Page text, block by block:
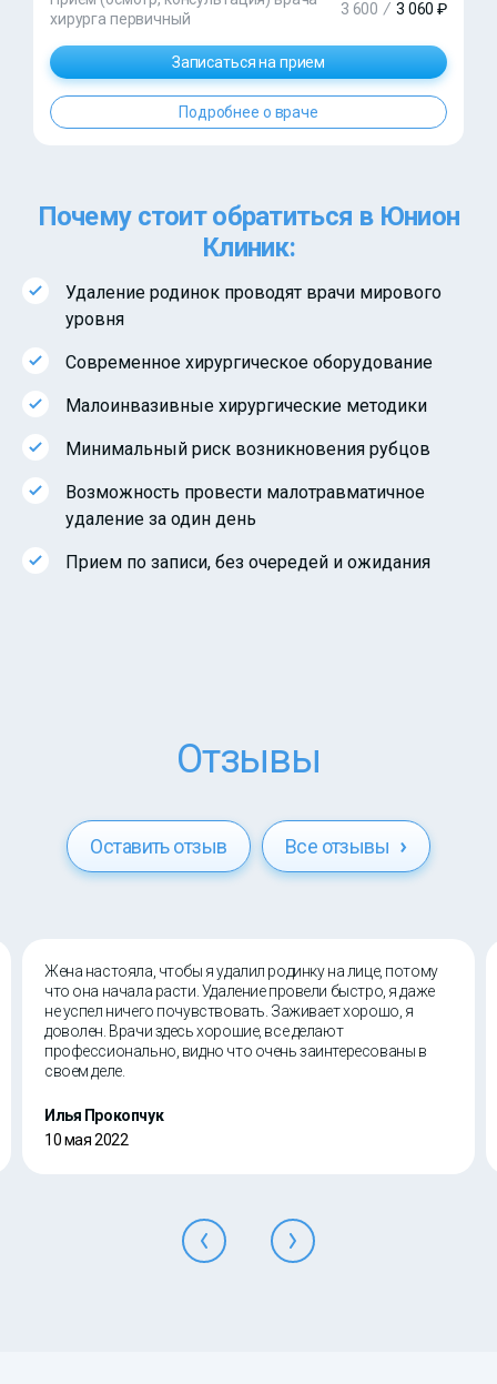
хирурга первичный
3 600 / 3 060 ₽
Записаться на прием
Подробнее о враче
Почему стоит обратиться в Юнион
Клиник:
Удаление родинок проводят врачи мирового
уровня
Современное хирургическое оборудование
Малоинвазивные хирургические методики
Минимальный риск возникновения рубцов
Возможность провести малотравматичное
удаление за один день
Прием по записи, без очередей и ожидания
Отзывы
Оставить отзыв Все отзывы
Жена настояла, чтобы я удалил родинку на лице, потому
что она начала расти. Удаление провели быстро, я даже
не успел ничего почувствовать. Заживает хорошо, я
доволен. Врачи здесь хорошие, все делают
профессионально, видно что очень заинтересованы в
своем деле.
Илья Прокопчук
10 мая 2022